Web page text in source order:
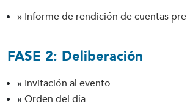
» Informe de rendición de cuentas
FASE 2: Deliberación
» Invitación al evento
» Orden del día